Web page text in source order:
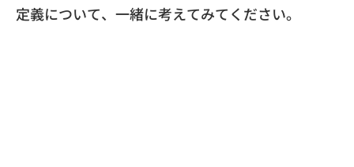
定義について、 一緒に考えてみてください。